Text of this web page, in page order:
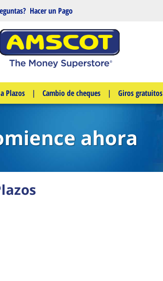
Hacer un Pago
Plazos | Cambio de cheques | Giros gratuitos
ahora